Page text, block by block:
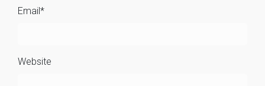
Email*
Website